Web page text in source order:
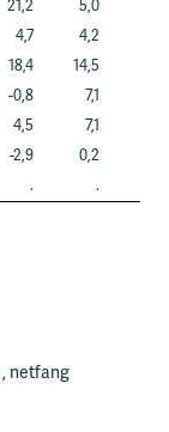
21,2 5,0
4,7 4,2
18,4 14,5
-0,8 7,1
4,5 7,1
-2,9 0,2
. .
, netfang